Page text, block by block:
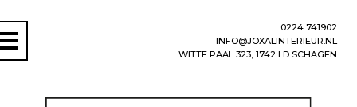
0224 741902
INFO@JOXALINTERIEUR.NL
WITTE PAAL 323, 1742 LD SCHAGEN